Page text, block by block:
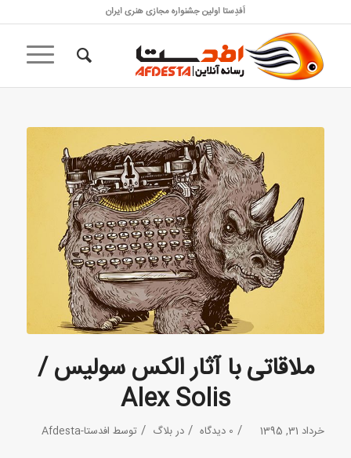
اَفدِستا اولین جشنواره مجازی هنری ایران
ملاقاتی با آثار الکس سولیس /
Alex Solis
خرداد 31, 1395 / 0 دیدگاه / دربلاگ / توسط افدستا-Afdesta